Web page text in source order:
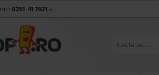
0251.417621